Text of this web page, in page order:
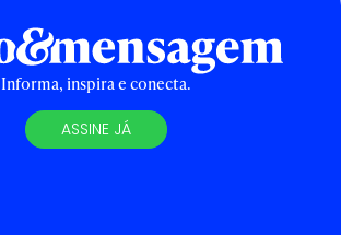
Informa, inspira e conecta.
ASSINE JÁ